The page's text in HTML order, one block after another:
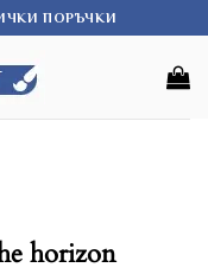
ПОРЪЧКИ
horizon